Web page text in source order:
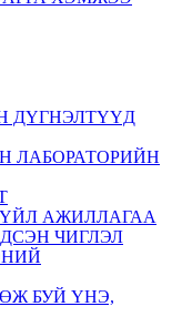
ДҮГНЭЛТҮҮД
ЛАБОРАТОРИЙН
АЖИЛЛАГАА
ЧИГЛЭЛ
БУЙ ҮНЭ,